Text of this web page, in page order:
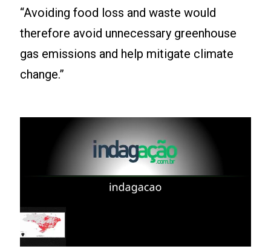
“Avoiding food loss and waste would
therefore avoid unnecessary greenhouse
gas emissions and help mitigate climate
change.”